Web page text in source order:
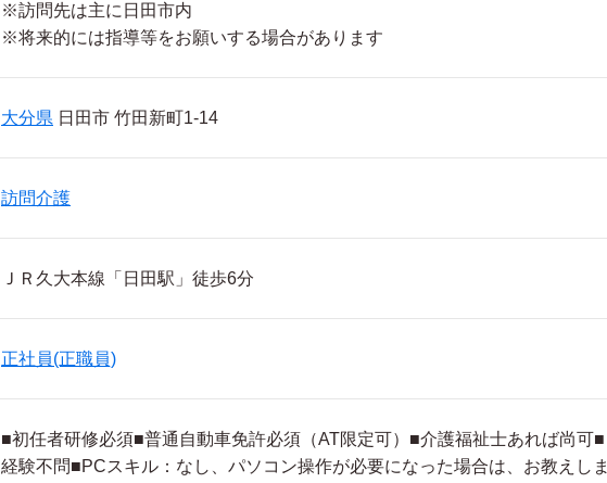
※訪問先は主に日田市内
※将来的には指導等をお願いする場合があります
大分県 日田市 竹田新町1‐14
訪問介護
ＪＲ久大本線「日田駅」徒歩6分
正社員(正職員)
■初任者研修必須■普通自動車免許必須（AT限定可）■介護福祉士あれば尚可■
経験不問■PCスキル：なし、パソコン操作が必要になった場合は、お教えしま